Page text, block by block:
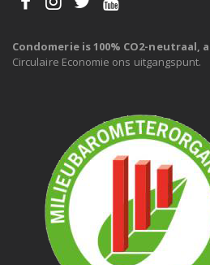
Condomerie is 100% CO2-neutraal,
Circulaire Economie ons uitgangspunt.